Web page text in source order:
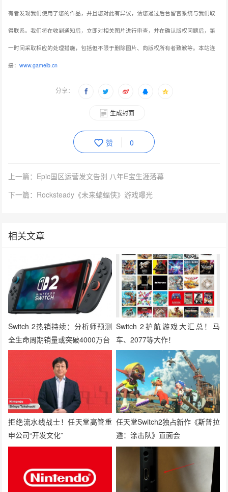
有者发现我们使用了您的作品，并且您对此有异议，请您通过后台留言系统与我们取
得联系。我们将在收到通知后，立即对相关图片进行审查，并在确认版权问题后，第
一时间采取相应的处理措施，包括但不限于删除图片、向版权所有者致歉等。本站连
接：www.gameib.cn
分享：
生成封面
赞 0
上一篇：Epic国区运营发文告别 八年E宝生涯落幕
下一篇：Rocksteady《未来蝙蝠侠》游戏曝光
相关文章
Switch 2热销持续：分析师预测
全生命周期销量或突破4000万台
Switch 2护航游戏大汇总！马
车、2077等大作！
拒绝流水线战士！任天堂高管重
申公司“开发文化”
任天堂Switch2独占新作《斯普拉
遁：涂击队》直面会